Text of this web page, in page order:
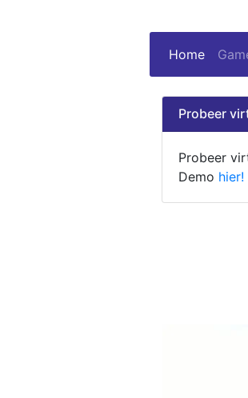
Home
Probeer
Probeer
Demo hier!